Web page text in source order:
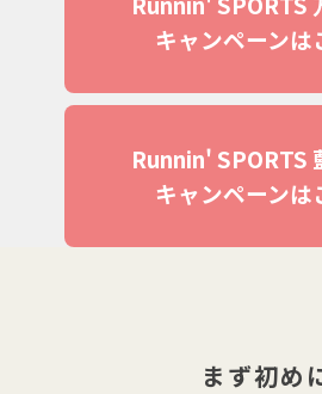
キャンペーンは
Runnin' SPORTS
キャンペーンは
まず初め